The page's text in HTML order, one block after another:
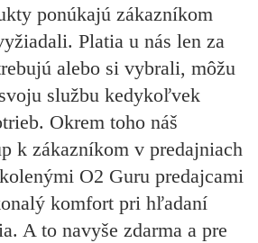
ponúkajú zákazníkom
Platia u nás len za
alebo si vybrali, môžu
službu kedykoľvek
Okrem toho náš
k zákazníkom v predajniach
O2 Guru predajcami
komfort pri hľadaní
A to navyše zdarma a pre